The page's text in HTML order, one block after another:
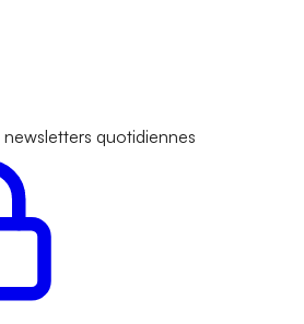
quotidiennes